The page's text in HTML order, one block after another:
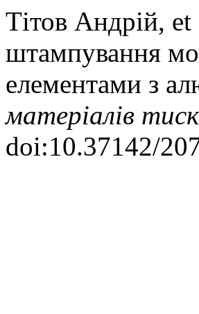
Тітов Aндрій,
штампування
елементами з
матеріалів
doi:10.37142/